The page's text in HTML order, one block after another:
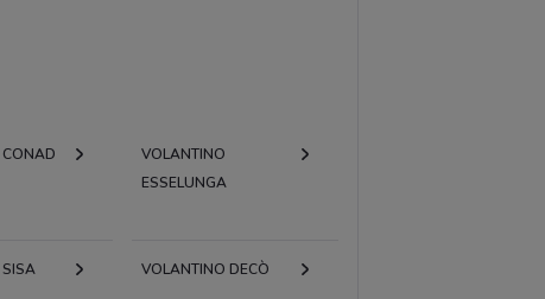
VOLANTINO
ESSELUNGA
VOLANTINO DECÒ